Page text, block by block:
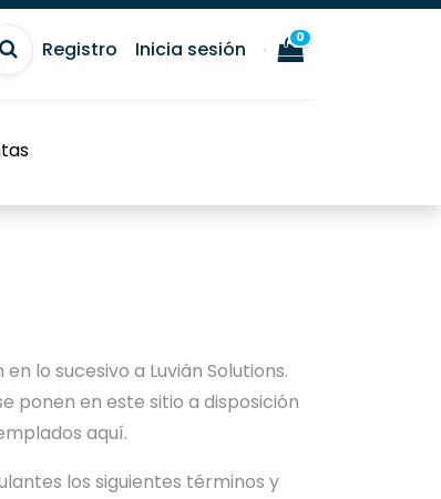
Registro Inicia sesión 0
lo sucesivo a Luvián Solutions.
ponen en este sitio a disposición
aquí.
los siguientes términos y